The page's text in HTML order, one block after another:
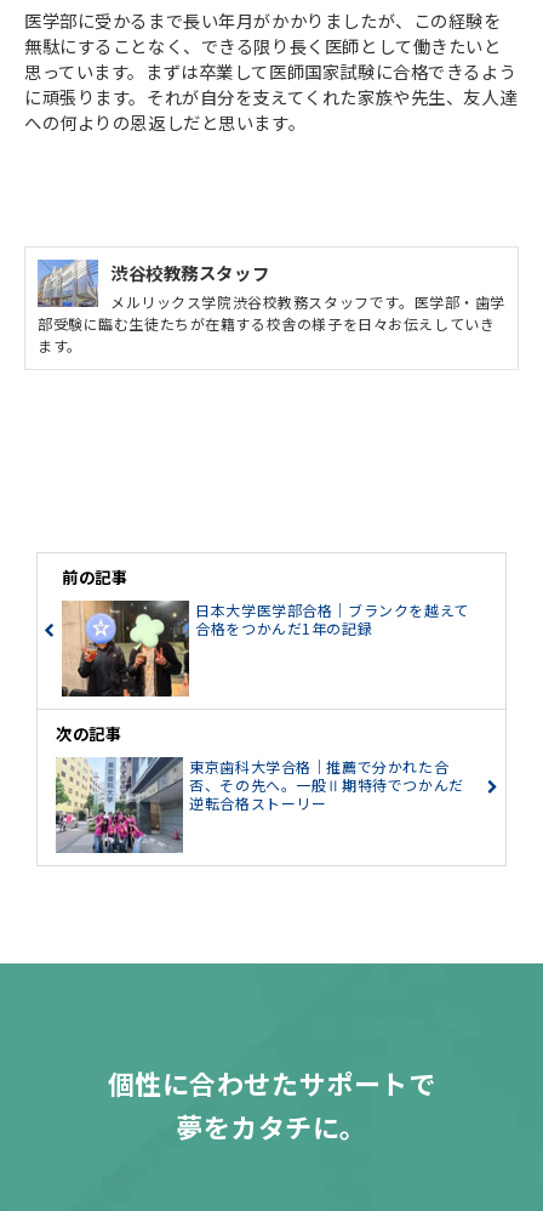
医学部に受かるまで長い年月がかかりましたが、この経験を
無駄にすることなく、できる限り長く医師として働きたいと
思っています。まずは卒業して医師国家試験に合格できるよう
に頑張ります。それが自分を支えてくれた家族や先生、友人達
への何よりの恩返しだと思います。
渋谷校教務スタッフ
メルリックス学院渋谷校教務スタッフです。医学部・歯学
部受験に臨む生徒たちが在籍する校舎の様子を日々お伝えしていき
ます。
前の記事
日本大学医学部合格｜ブランクを越えて
合格をつかんだ1年の記録
次の記事
東京歯科大学合格｜推薦で分かれた合
否、その先へ。一般Ⅱ期特待でつかんだ
逆転合格ストーリー
個性に合わせたサポートで
夢をカタチに。